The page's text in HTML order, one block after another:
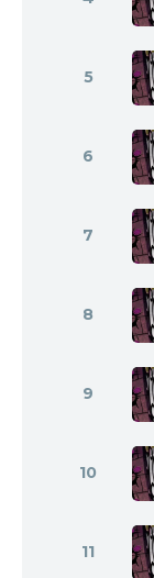
5
6
7
8
9
10
11